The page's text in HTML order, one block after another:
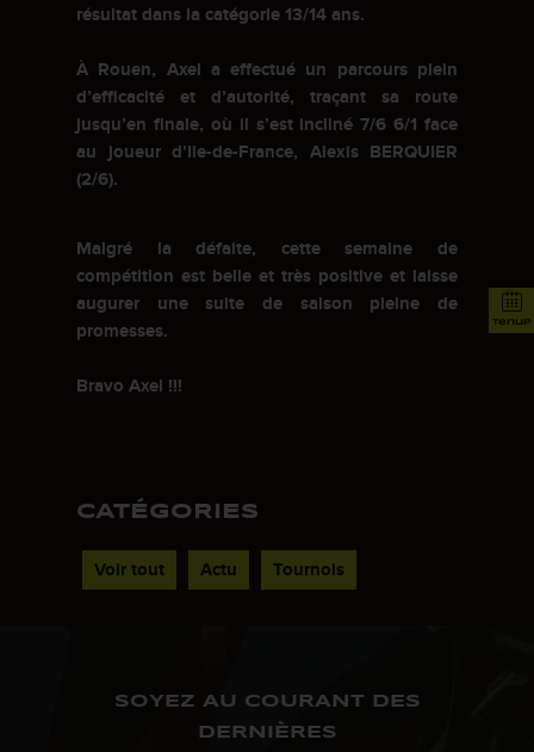
tenup
résultat dans la catégorie 13/14 ans.
À Rouen, Axel a effectué un parcours plein
d’efficacité et d’autorité, traçant sa route
jusqu’en finale, où il s’est incliné 7/6 6/1 face
au joueur d’Ile-de-France, Alexis BERQUIER
(2/6).
Malgré la défaite, cette semaine de
compétition est belle et très positive et laisse
augurer une suite de saison pleine de
promesses.
Bravo Axel !!!
CATÉGORIES
Voir tout Actu Tournois
SOYEZ AU COURANT DES
DERNIÈRES